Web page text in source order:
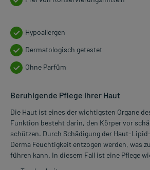
Hypoallergen
Dermatologisch getestet
Ohne Parfüm
Beruhigende Pflege Ihrer Haut
Die Haut ist eines der wichtigsten Organe
Funktion besteht darin, den Körper vor
schützen. Durch Schädigung der Haut-
Derma Feuchtigkeit entzogen werden, was
führen kann. In diesem Fall ist eine Pflege